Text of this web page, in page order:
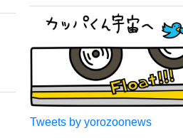
Tweets by yorozoonews